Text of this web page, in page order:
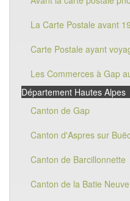
La Carte Postale avant
Carte Postale ayant
Les Commerces à Gap
Département Hautes Alpes
Canton de Gap
Canton d'Aspres sur
Canton de Barcillonnette
Canton de la Batie Neuve